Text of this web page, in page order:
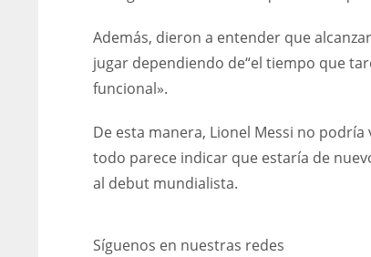
Además, dieron a entender que
jugar dependiendo de“el tiempo que
funcional».
De esta manera, Lionel Messi no
todo parece indicar que estaría de
al debut mundialista.
Síguenos en nuestras redes